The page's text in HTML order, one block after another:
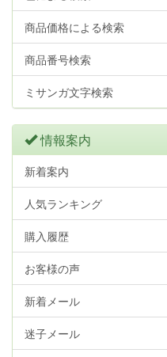
商品価格による検索
商品番号検索
ミサンガ文字検索
情報案内
新着案内
人気ランキング
購入履歴
お客様の声
新着メール
迷子メール